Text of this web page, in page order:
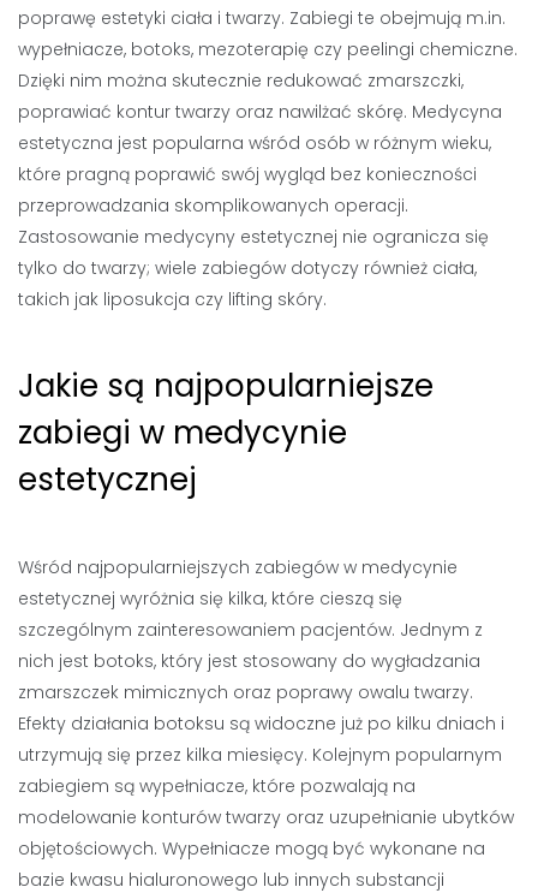
poprawę estetyki ciała i twarzy. Zabiegi te obejmują m.in.
wypełniacze, botoks, mezoterapię czy peelingi chemiczne.
Dzięki nim można skutecznie redukować zmarszczki,
poprawiać kontur twarzy oraz nawilżać skórę. Medycyna
estetyczna jest popularna wśród osób w różnym wieku,
które pragną poprawić swój wygląd bez konieczności
przeprowadzania skomplikowanych operacji.
Zastosowanie medycyny estetycznej nie ogranicza się
tylko do twarzy; wiele zabiegów dotyczy również ciała,
takich jak liposukcja czy lifting skóry.
Jakie są najpopularniejsze
zabiegi w medycynie
estetycznej
Wśród najpopularniejszych zabiegów w medycynie
estetycznej wyróżnia się kilka, które cieszą się
szczególnym zainteresowaniem pacjentów. Jednym z
nich jest botoks, który jest stosowany do wygładzania
zmarszczek mimicznych oraz poprawy owalu twarzy.
Efekty działania botoksu są widoczne już po kilku dniach i
utrzymują się przez kilka miesięcy. Kolejnym popularnym
zabiegiem są wypełniacze, które pozwalają na
modelowanie konturów twarzy oraz uzupełnianie ubytków
objętościowych. Wypełniacze mogą być wykonane na
bazie kwasu hialuronowego lub innych substancji